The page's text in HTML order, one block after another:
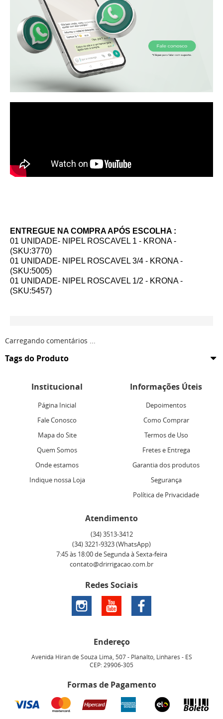
ENTREGUE NA COMPRA APÓS ESCOLHA :
01 UNIDADE- NIPEL ROSCAVEL 1 - KRONA -
(SKU:3770)
01 UNIDADE- NIPEL ROSCAVEL 3/4 - KRONA -
(SKU:5005)
01 UNIDADE- NIPEL ROSCAVEL 1/2 - KRONA -
(SKU:5457)
Carregando comentários ...
Tags do Produto
Institucional
Página Inicial
Fale Conosco
Mapa do Site
Quem Somos
Onde estamos
Indique nossa Loja
Informações Úteis
Depoimentos
Como Comprar
Termos de Uso
Fretes e Entrega
Garantia dos produtos
Segurança
Política de Privacidade
Atendimento
(34)3513-3412
(34)3221-9323(WhatsApp)
7:45 às 18:00 de Segunda à Sexta-feira
contato@drirrigacao.com.br
Redes Sociais
Endereço
Avenida Hiran de Souza Lima, 507- Planalto, Linhares - ES
CEP: 29906-305
Formas de Pagamento